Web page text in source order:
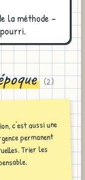
la méthode -
(2)
c'est aussi une
permanent
Trier les